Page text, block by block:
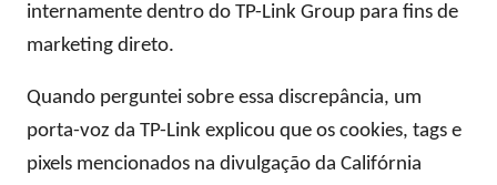
internamente dentro do TP-Link Group para fins de
marketing direto.
Quando perguntei sobre essa discrepância, um
porta-voz da TP-Link explicou que os cookies, tags e
pixels mencionados na divulgação da Califórnia